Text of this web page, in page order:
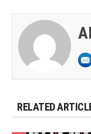
RELATED